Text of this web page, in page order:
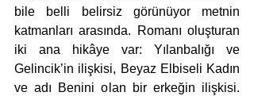
bile belli belirsiz görünüyor metnin
katmanları arasında. Romanı oluşturan
iki ana hikâye var: Yılanbalığı ve
Gelincik’in ilişkisi, Beyaz Elbiseli Kadın
ve adı Benini olan bir erkeğin ilişkisi.